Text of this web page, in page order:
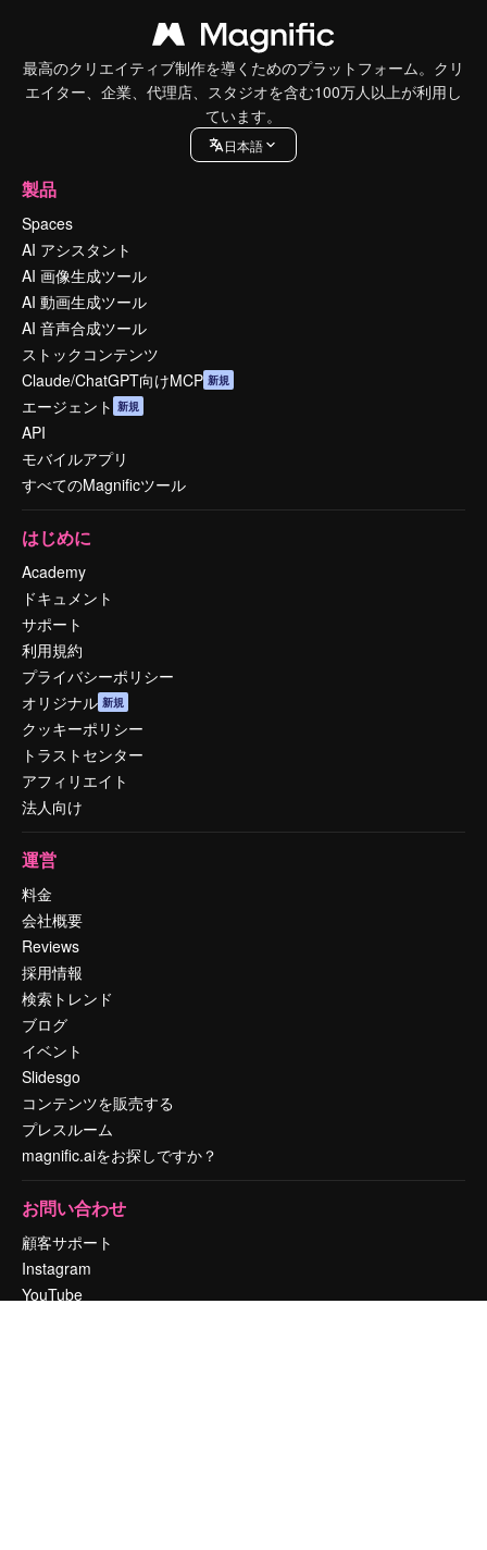
最高のクリエイティブ制作を導くためのプラットフォーム。クリ
エイター、企業、代理店、スタジオを含む100万人以上が利用し
ています。
日本語
製品
Spaces
AI アシスタント
AI 画像生成ツール
AI 動画生成ツール
AI 音声合成ツール
ストックコンテンツ
Claude/ChatGPT向けMCP 新規
エージェント 新規
API
モバイルアプリ
すべてのMagnificツール
はじめに
Academy
ドキュメント
サポート
利用規約
プライバシーポリシー
オリジナル 新規
クッキーポリシー
トラストセンター
アフィリエイト
法人向け
運営
料金
会社概要
Reviews
採用情報
検索トレンド
ブログ
イベント
Slidesgo
コンテンツを販売する
プレスルーム
magnific.aiをお探しですか？
お問い合わせ
顧客サポート
Instagram
YouTube